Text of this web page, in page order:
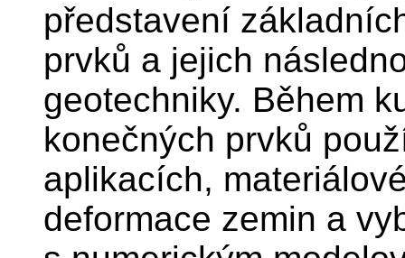
představení
prvků a jejich
geotechniky. Během
konečných prvků
aplikacích,
deformace zemin a